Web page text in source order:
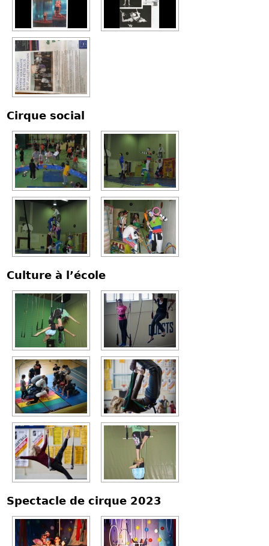
Cirque social
Culture à l’école
Spectacle de cirque 2023